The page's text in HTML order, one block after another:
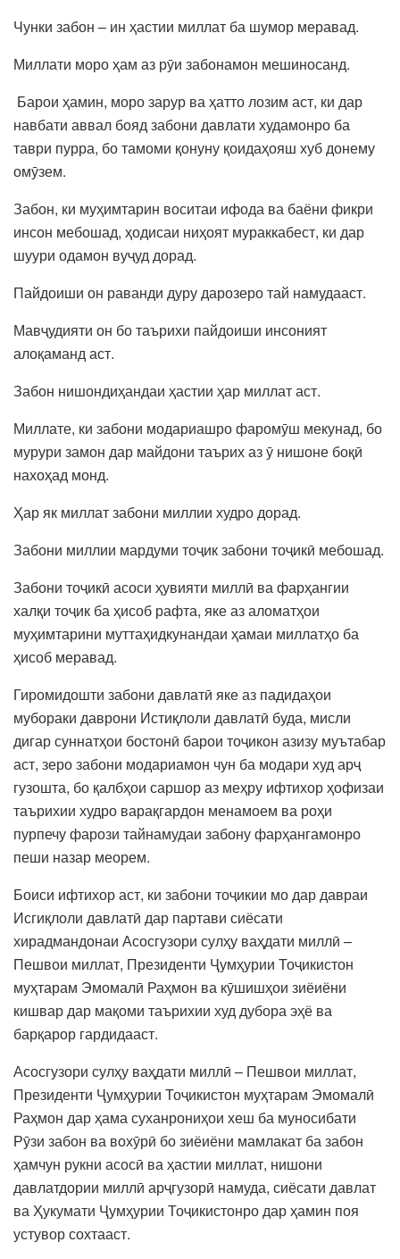
Чунки забон – ин ҳастии миллат ба шумор меравад.
Миллати моро ҳам аз рӯи забонамон мешиносанд.
Барои ҳамин, моро зарур ва ҳатто лозим аст, ки дар
навбати аввал бояд забони давлати худамонро ба
таври пурра, бо тамоми қонуну қоидаҳояш хуб донему
омӯзем.
Забон, ки муҳимтарин воситаи ифода ва баёни фикри
инсон мебошад, ҳодисаи ниҳоят мураккабест, ки дар
шуури одамон вуҷуд дорад.
Пайдоиши он раванди дуру дарозеро тай намудааст.
Мавҷудияти он бо таърихи пайдоиши инсоният
алоқаманд аст.
Забон нишондиҳандаи ҳастии ҳар миллат аст.
Миллате, ки забони модариашро фаромӯш мекунад, бо
мурури замон дар майдони таърих аз ӯ нишоне боқӣ
нахоҳад монд.
Ҳар як миллат забони миллии худро дорад.
Забони миллии мардуми тоҷик забони тоҷикӣ мебошад.
Забони тоҷикӣ асоси ҳувияти миллӣ ва фарҳангии
халқи тоҷик ба ҳисоб рафта, яке аз аломатҳои
муҳимтарини муттаҳидкунандаи ҳамаи миллатҳо ба
ҳисоб меравад.
Гиромидошти забони давлатӣ яке аз падидаҳои
мубораки даврони Истиқлоли давлатӣ буда, мисли
дигар суннатҳои бостонӣ барои тоҷикон азизу муътабар
аст, зеро забони модариамон чун ба модари худ арҷ
гузошта, бо қалбҳои саршор аз меҳру ифтихор ҳофизаи
таърихии худро варақгардон менамоем ва роҳи
пурпечу фарози тайнамудаи забону фарҳангамонро
пеши назар меорем.
Боиси ифтихор аст, ки забони тоҷикии мо дар давраи
Исгиқлоли давлатӣ дар партави сиёсати
хирадмандонаи Асосгузори сулҳу ваҳдати миллӣ –
Пешвои миллат, Президенти Ҷумҳурии Тоҷикистон
муҳтарам Эмомалӣ Раҳмон ва кӯшишҳои зиёиёни
кишвар дар мақоми таърихии худ дубора эҳё ва
барқарор гардидааст.
Асосгузори сулҳу ваҳдати миллӣ – Пешвои миллат,
Президенти Ҷумҳурии Тоҷикистон муҳтарам Эмомалӣ
Раҳмон дар ҳама суханрониҳои хеш ба муносибати
Рӯзи забон ва вохӯрӣ бо зиёиёни мамлакат ба забон
ҳамчун рукни асосӣ ва ҳастии миллат, нишони
давлатдории миллӣ арҷгузорӣ намуда, сиёсати давлат
ва Ҳукумати Ҷумҳурии Тоҷикистонро дар ҳамин поя
устувор сохтааст.